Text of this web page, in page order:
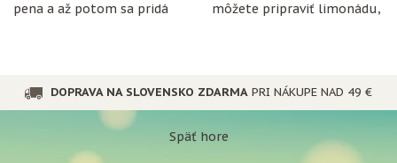
pena a až potom sa pridá
môžete pripraviť limonádu,
DOPRAVA NA SLOVENSKO ZDARMA PRI NÁKUPE NAD 49 €
Späť hore